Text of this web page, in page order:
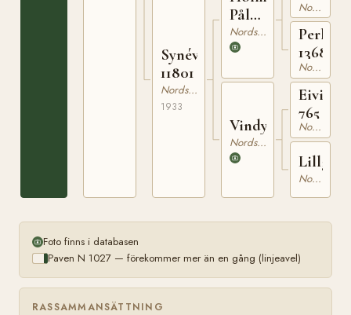
Synéve
11801
Nordsvensk Brukshäst
1933
Pål
784 Nordsvensk Brukshäst
Vindy
Nordsvensk Brukshäst
Nordsvensk Brukshäst
Perla
1368
Nordsvensk Brukshäst
Eivin
765
Nordsvensk Brukshäst
Nordsvensk Brukshäst
Foto finns i databasen
Paven N 1027 — förekommer mer än en gång (linjeavel)
RASSAMMANSÄTTNING